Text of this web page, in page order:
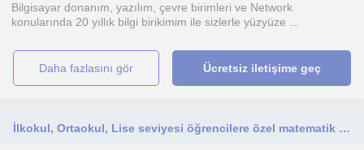
Bilgisayar donanım, yazılım, çevre birimleri ve Network
konularında 20 yıllık bilgi birikimim ile sizlerle yüzyüze ...
daha fazlasını gör Ücretsiz iletişime geç
İlkokul, Ortaokul, Lise seviyesi öğrencilere özel matematik dersi